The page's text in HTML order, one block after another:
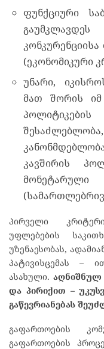
ფუნქციური
(ეკონომიკური
უნარი,
მათ შორის იმ
კავშირის
მონეტარული
პირველი
უფლებების
უზენაესობას,
პატივისცემას –
ასახული. აღნიშნულ
და პირიქით –
გაწევრიანებას
გაფართოების
გაფართოების